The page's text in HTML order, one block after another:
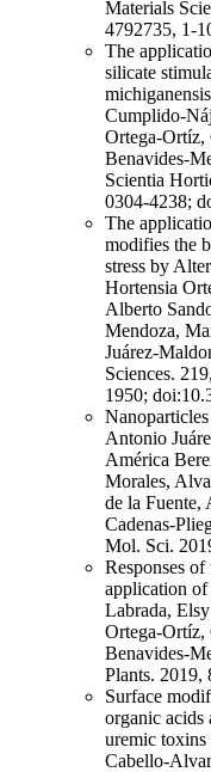
Materials
4792735, 1-
The
silicate
Cumplido-
Ortega-Ortíz,
Benavides-
Scientia
0304-4238;
The
modifies the
stress by
Hortensia
Alberto
Mendoza,
Juárez-
Sciences.
1950;
Antonio
América
Morales,
de la Fuente,
Cadenas-
Mol. Sci.
Responses
application of
Labrada,
Ortega-Ortíz,
Benavides-
Plants. 2019,
Surface
organic acids
uremic
Cabello-